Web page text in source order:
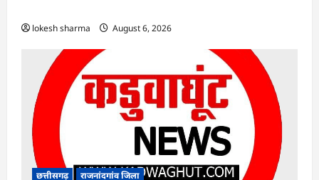
lokesh sharma August 6, 2026
छत्तीसगढ़ राजनांदगांव जिला